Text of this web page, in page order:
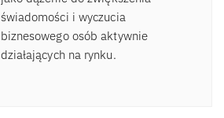
świadomości i wyczucia
biznesowego osób aktywnie
działających na rynku.